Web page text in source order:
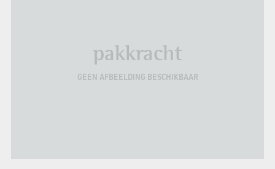
pakkracht
GEEN AFBEELDING BESCHIKBAAR